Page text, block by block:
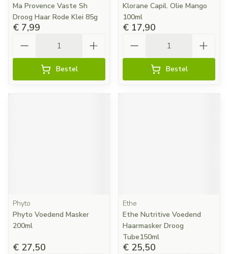
Ma Provence Vaste Sh
Droog Haar Rode Klei 85g
€ 7,99
Bestel
Klorane Capil. Olie Mango
100ml
€ 17,90
Bestel
Phyto
Phyto Voedend Masker
200ml
€ 27,50
Ethe
Ethe Nutritive Voedend
Haarmasker Droog
Tube150ml
€ 25,50